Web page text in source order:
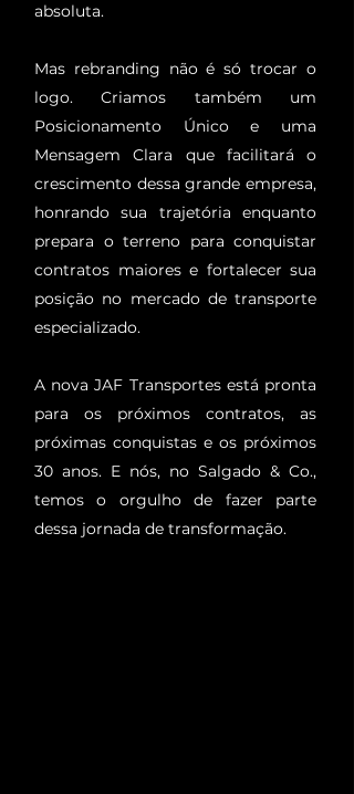
absoluta.
Mas rebranding não é só trocar o
logo. Criamos também um
Posicionamento Único e uma
Mensagem Clara que facilitará o
crescimento dessa grande empresa,
honrando sua trajetória enquanto
prepara o terreno para conquistar
contratos maiores e fortalecer sua
posição no mercado de transporte
especializado.
A nova JAF Transportes está pronta
para os próximos contratos, as
próximas conquistas e os próximos
30 anos. E nós, no Salgado & Co.,
temos o orgulho de fazer parte
dessa jornada de transformação.